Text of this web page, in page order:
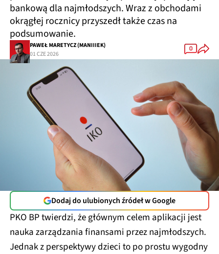
bankową dla najmłodszych. Wraz z obchodami
okrągłej rocznicy przyszedł także czas na
podsumowanie.
PAWEŁ MARETYCZ (MANIIIEK)
01 CZE 2026
0
Dodaj do ulubionych źródeł w Google
PKO BP twierdzi, że głównym celem aplikacji jest
nauka zarządzania finansami przez najmłodszych.
Jednak z perspektywy dzieci to po prostu wygodny